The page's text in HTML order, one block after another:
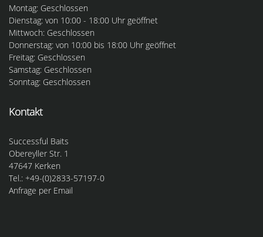
Montag: Geschlossen
Dienstag: von 10:00 - 18:00 Uhr geöffnet
Mittwoch: Geschlossen
Donnerstag: von 10:00 bis 18:00 Uhr geöffnet
Freitag: Geschlossen
Samstag: Geschlossen
Sonntag: Geschlossen
Kontakt
Successful Baits
Obereyller Str. 1
47647 Kerken
Tel.: +49-(0)2833-57197-0
Anfrage per Email